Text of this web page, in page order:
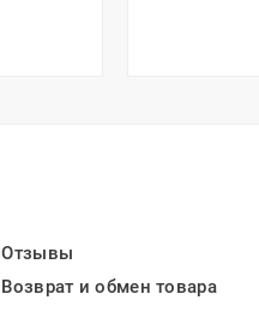
Отзывы
Возврат и обмен товара